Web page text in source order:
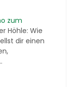
zum
Höhle: Wie
dir einen